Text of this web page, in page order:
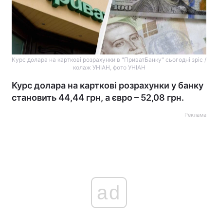
Курс долара на карткові розрахунки в "ПриватБанку" сьогодні зріс /
колаж УНІАН, фото УНІАН
Курс долара на карткові розрахунки у банку
становить 44,44 грн, а євро – 52,08 грн.
Реклама
ad